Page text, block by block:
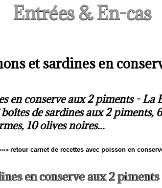
Entrées & En-cas
et sardines en
en conserve aux 2 piments - La
de sardines aux 2 piments,
10 olives noires...
•••> retour carnet de recettes avec poisson en
en conserve aux 2